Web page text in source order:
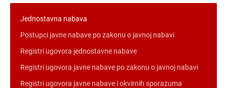
Jednostavna nabava
Postupci javne nabave po zakonu o javnoj nabavi
Registri ugovora jednostavne nabave
Registri ugovora javne nabave po zakonu o javnoj nabavi
Registri ugovora javne nabave i okvirnih sporazuma